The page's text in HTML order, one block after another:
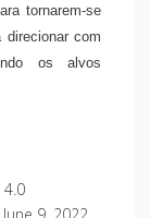
tornarem-se
com
os alvos